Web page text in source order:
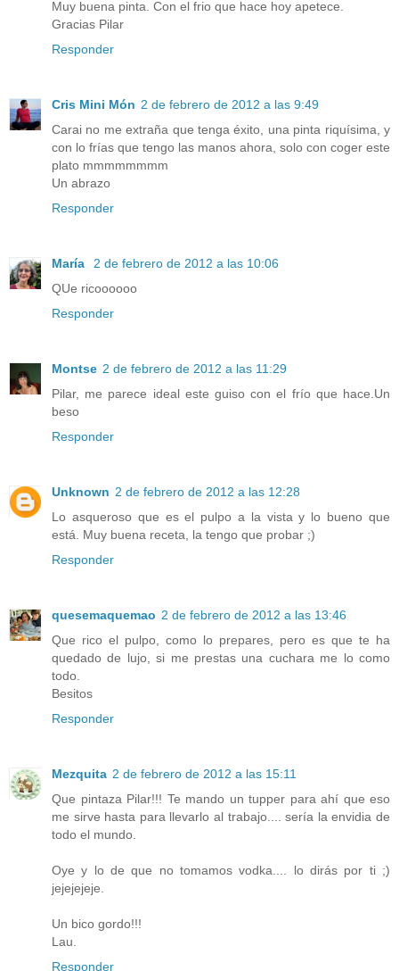
Muy buena pinta. Con el frio que hace hoy apetece.
Gracias Pilar
Responder
Cris Mini Món 2 de febrero de 2012 a las 9:49
Carai no me extraña que tenga éxito, una pinta riquísima, y
con lo frías que tengo las manos ahora, solo con coger este
plato mmmmmmmm
Un abrazo
Responder
María
2 de febrero de 2012 a las 10:06
QUe ricoooooo
Responder
Montse 2 de febrero de 2012 a las 11:29
Pilar, me parece ideal este guiso con el frío que hace.Un
beso
Responder
Unknown 2 de febrero de 2012 a las 12:28
Lo asqueroso que es el pulpo a la vista y lo bueno que
está. Muy buena receta, la tengo que probar ;)
Responder
quesemaquemao 2 de febrero de 2012 a las 13:46
Que rico el pulpo, como lo prepares, pero es que te ha
quedado de lujo, si me prestas una cuchara me lo como
todo.
Besitos
Responder
Mezquita 2 de febrero de 2012 a las 15:11
Que pintaza Pilar!!! Te mando un tupper para ahí que eso
me sirve hasta para llevarlo al trabajo.... sería la envidia de
todo el mundo.
Oye y lo de que no tomamos vodka.... lo dirás por ti ;)
jejejejeje.
Un bico gordo!!!
Lau.
Responder